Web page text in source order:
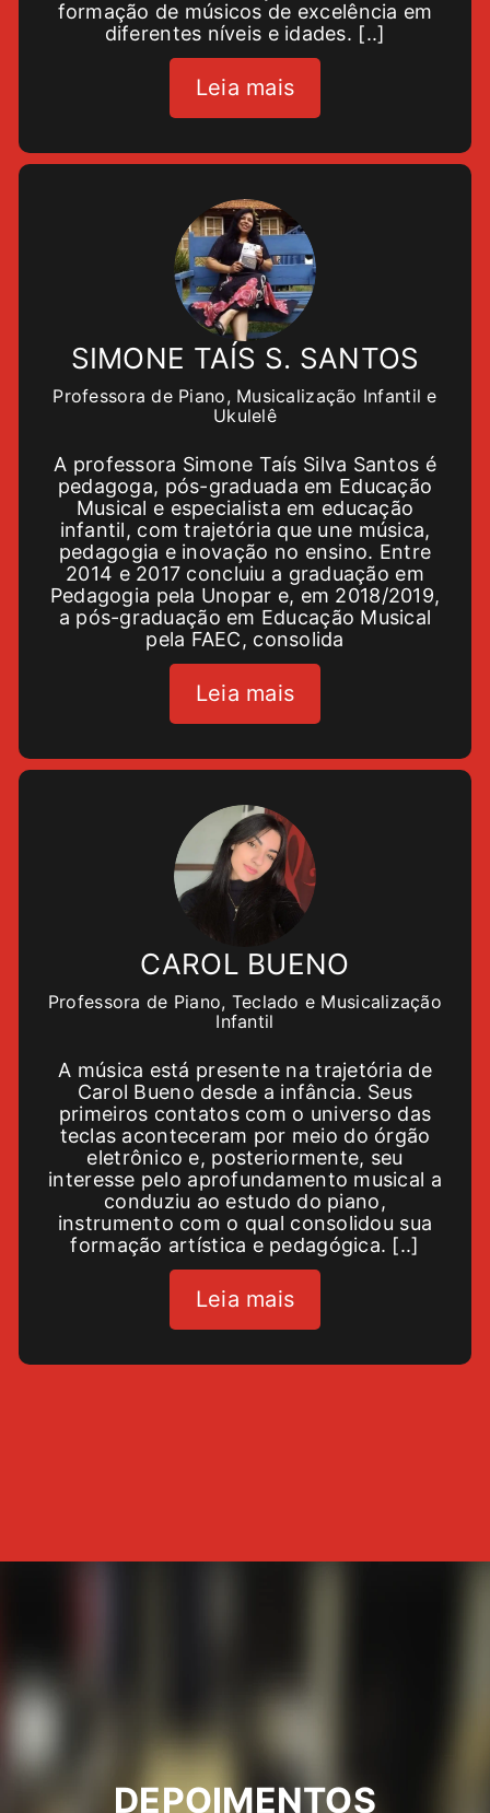
formação de músicos de excelência em
diferentes níveis e idades. [..]
Leia mais
SIMONE TAÍS S. SANTOS
Professora de Piano, Musicalização Infantil e
Ukulelê
A professora Simone Taís Silva Santos é
pedagoga, pós-graduada em Educação
Musical e especialista em educação
infantil, com trajetória que une música,
pedagogia e inovação no ensino. Entre
2014 e 2017 concluiu a graduação em
Pedagogia pela Unopar e, em 2018/2019,
a pós-graduação em Educação Musical
pela FAEC, consolida
Leia mais
CAROL BUENO
Professora de Piano, Teclado e Musicalização
Infantil
A música está presente na trajetória de
Carol Bueno desde a infância. Seus
primeiros contatos com o universo das
teclas aconteceram por meio do órgão
eletrônico e, posteriormente, seu
interesse pelo aprofundamento musical a
conduziu ao estudo do piano,
instrumento com o qual consolidou sua
formação artística e pedagógica. [..]
Leia mais
DEPOIMENTOS